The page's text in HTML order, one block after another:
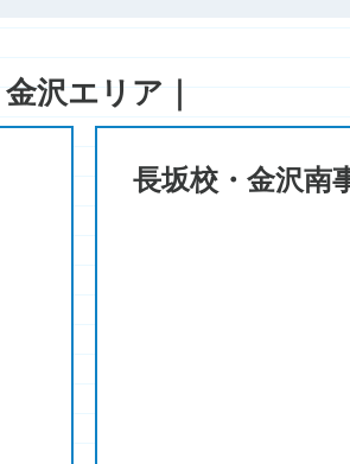
金沢エリア｜
長坂校・金沢南